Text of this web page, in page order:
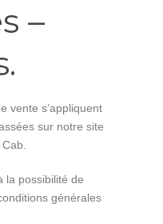
–
vente s’appliquent
sur notre site
la possibilité de
générales